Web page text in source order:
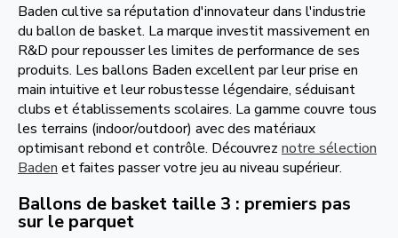
Baden cultive sa réputation d'innovateur dans l'industrie
du ballon de basket. La marque investit massivement en
R&D pour repousser les limites de performance de ses
produits. Les ballons Baden excellent par leur prise en
main intuitive et leur robustesse légendaire, séduisant
clubs et établissements scolaires. La gamme couvre tous
les terrains (indoor/outdoor) avec des matériaux
optimisant rebond et contrôle. Découvrez notre sélection
Baden et faites passer votre jeu au niveau supérieur.
Ballons de basket taille 3 : premiers pas
sur le parquet